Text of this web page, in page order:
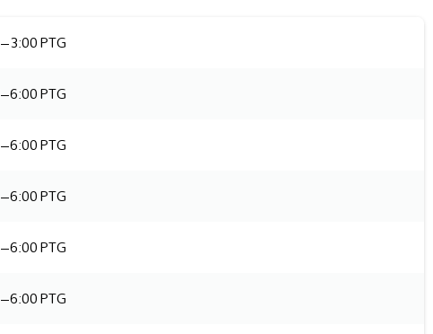
PTG
PTG
PTG
PTG
PTG
PTG